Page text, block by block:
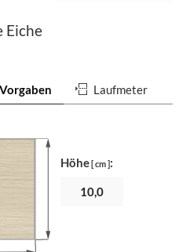
Eiche
Laufmeter
Höhe[ cm ]: